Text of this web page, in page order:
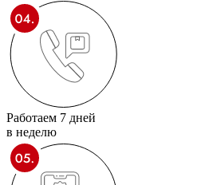
Работаем 7 дней
в неделю